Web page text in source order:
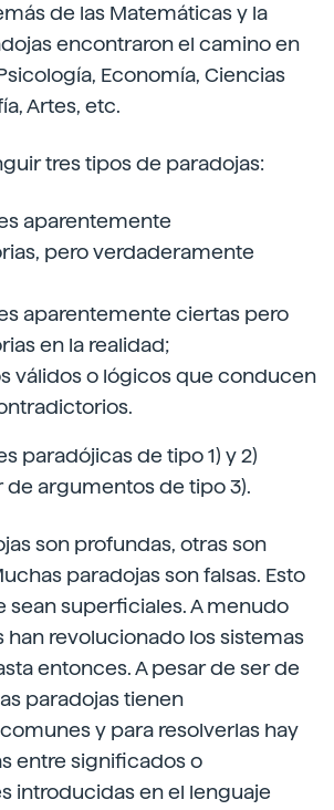
de las Matemáticas y la
encontraron el camino en
Economía, Ciencias
Artes, etc.
tres tipos de paradojas:
aparentemente
pero verdaderamente
aparentemente ciertas pero
en la realidad;
válidos o lógicos que conducen
paradójicas de tipo 1) y 2)
argumentos de tipo 3).
son profundas, otras son
paradojas son falsas. Esto
sean superficiales. A menudo
han revolucionado los sistemas
entonces. A pesar de ser de
paradojas tienen
y para resolverlas hay
entre significados o
introducidas en el lenguaje